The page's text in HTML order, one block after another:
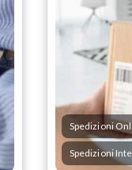
Spedizioni
Spedizioni